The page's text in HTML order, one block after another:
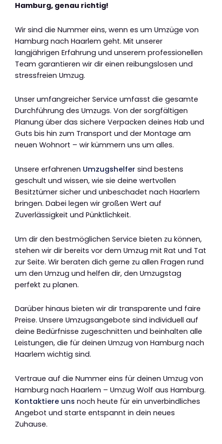
Hamburg, genau richtig!
Wir sind die Nummer eins, wenn es um Umzüge von
Hamburg nach Haarlem geht. Mit unserer
langjährigen Erfahrung und unserem professionellen
Team garantieren wir dir einen reibungslosen und
stressfreien Umzug.
Unser umfangreicher Service umfasst die gesamte
Durchführung des Umzugs. Von der sorgfältigen
Planung über das sichere Verpacken deines Hab und
Guts bis hin zum Transport und der Montage am
neuen Wohnort – wir kümmern uns um alles.
Unsere erfahrenen Umzugshelfer sind bestens
geschult und wissen, wie sie deine wertvollen
Besitztümer sicher und unbeschadet nach Haarlem
bringen. Dabei legen wir großen Wert auf
Zuverlässigkeit und Pünktlichkeit.
Um dir den bestmöglichen Service bieten zu können,
stehen wir dir bereits vor dem Umzug mit Rat und Tat
zur Seite. Wir beraten dich gerne zu allen Fragen rund
um den Umzug und helfen dir, den Umzugstag
perfekt zu planen.
Darüber hinaus bieten wir dir transparente und faire
Preise. Unsere Umzugsangebote sind individuell auf
deine Bedürfnisse zugeschnitten und beinhalten alle
Leistungen, die für deinen Umzug von Hamburg nach
Haarlem wichtig sind.
Vertraue auf die Nummer eins für deinen Umzug von
Hamburg nach Haarlem – Umzug Wolf aus Hamburg.
Kontaktiere uns noch heute für ein unverbindliches
Angebot und starte entspannt in dein neues
Zuhause.